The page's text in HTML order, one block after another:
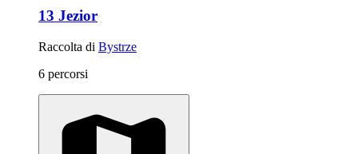
13 Jezior
Raccolta di Bystrze
6 percorsi